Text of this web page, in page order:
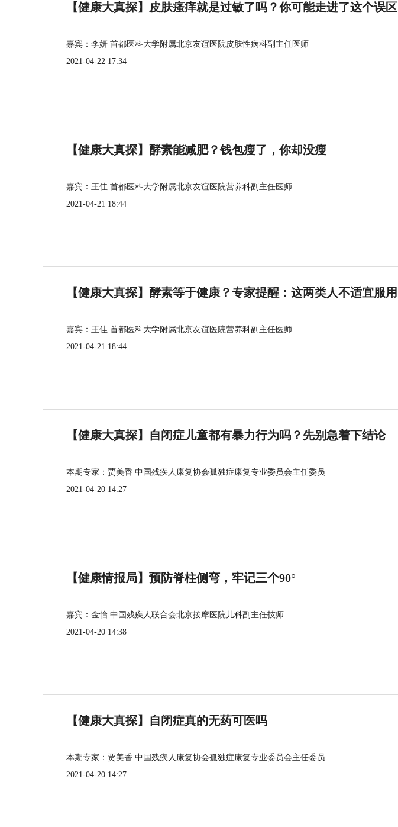
【健康大真探】皮肤瘙痒就是过敏了吗？你可能走进了这个误区
嘉宾：李妍 首都医科大学附属北京友谊医院皮肤性病科副主任医师
2021-04-22 17:34
【健康大真探】酵素能减肥？钱包瘦了，你却没瘦
嘉宾：王佳 首都医科大学附属北京友谊医院营养科副主任医师
2021-04-21 18:44
【健康大真探】酵素等于健康？专家提醒：这两类人不适宜服用
嘉宾：王佳 首都医科大学附属北京友谊医院营养科副主任医师
2021-04-21 18:44
【健康大真探】自闭症儿童都有暴力行为吗？先别急着下结论
本期专家：贾美香 中国残疾人康复协会孤独症康复专业委员会主任委员
2021-04-20 14:27
【健康情报局】预防脊柱侧弯，牢记三个90°
嘉宾：金怡 中国残疾人联合会北京按摩医院儿科副主任技师
2021-04-20 14:38
【健康大真探】自闭症真的无药可医吗
本期专家：贾美香 中国残疾人康复协会孤独症康复专业委员会主任委员
2021-04-20 14:27